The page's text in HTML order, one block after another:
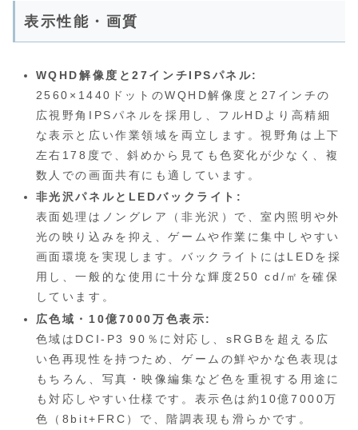
表示性能・画質
WQHD解像度と27インチIPSパネル:
2560×1440ドットのWQHD解像度と27インチの
広視野角IPSパネルを採用し、フルHDより高精細
な表示と広い作業領域を両立します。視野角は上下
左右178度で、斜めから見ても色変化が少なく、複
数人での画面共有にも適しています。
非光沢パネルとLEDバックライト:
表面処理はノングレア（非光沢）で、室内照明や外
光の映り込みを抑え、ゲームや作業に集中しやすい
画面環境を実現します。バックライトにはLEDを採
用し、一般的な使用に十分な輝度250 cd/㎡を確保
しています。
広色域・10億7000万色表示:
色域はDCI-P3 90％に対応し、sRGBを超える広
い色再現性を持つため、ゲームの鮮やかな色表現は
もちろん、写真・映像編集など色を重視する用途に
も対応しやすい仕様です。表示色は約10億7000万
色（8bit+FRC）で、階調表現も滑らかです。